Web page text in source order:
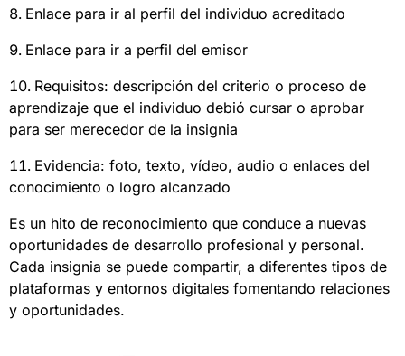
Enlace para ir al perfil del individuo acreditado
Enlace para ir a perfil del emisor
Requisitos: descripción del criterio o proceso de
aprendizaje que el individuo debió cursar o aprobar
para ser merecedor de la insignia
Evidencia: foto, texto, vídeo, audio o enlaces del
conocimiento o logro alcanzado
Es un hito de reconocimiento que conduce a nuevas
oportunidades de desarrollo profesional y personal.
Cada insignia se puede compartir, a diferentes tipos de
plataformas y entornos digitales fomentando relaciones
y oportunidades.